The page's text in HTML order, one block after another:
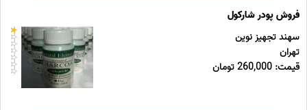
فروش پودر شارکول
سهند تجهیز نوین
تهران
قیمت: 260,000 تومان